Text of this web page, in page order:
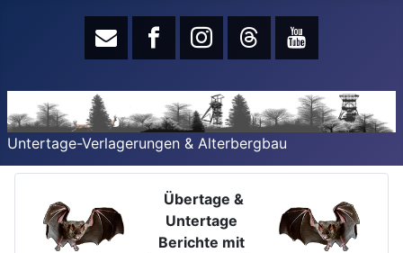
Untertage-Verlagerungen & Alterbergbau
Übertage &
Untertage
Berichte mit